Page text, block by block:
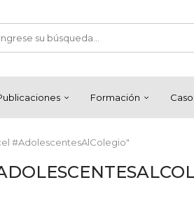
Formación
#AdolescentesAlColegio"